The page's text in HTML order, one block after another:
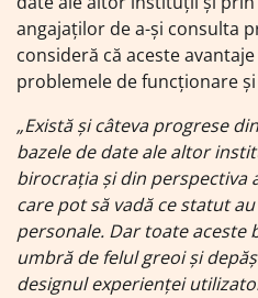
angajaților de a-și consulta
consideră că aceste
problemele de funcționare
„Există și câteva progrese
bazele de date ale altor
birocrația și din perspectiva
care pot să vadă ce statut
personale. Dar toate aceste
umbră de felul greoi și
designul experienței